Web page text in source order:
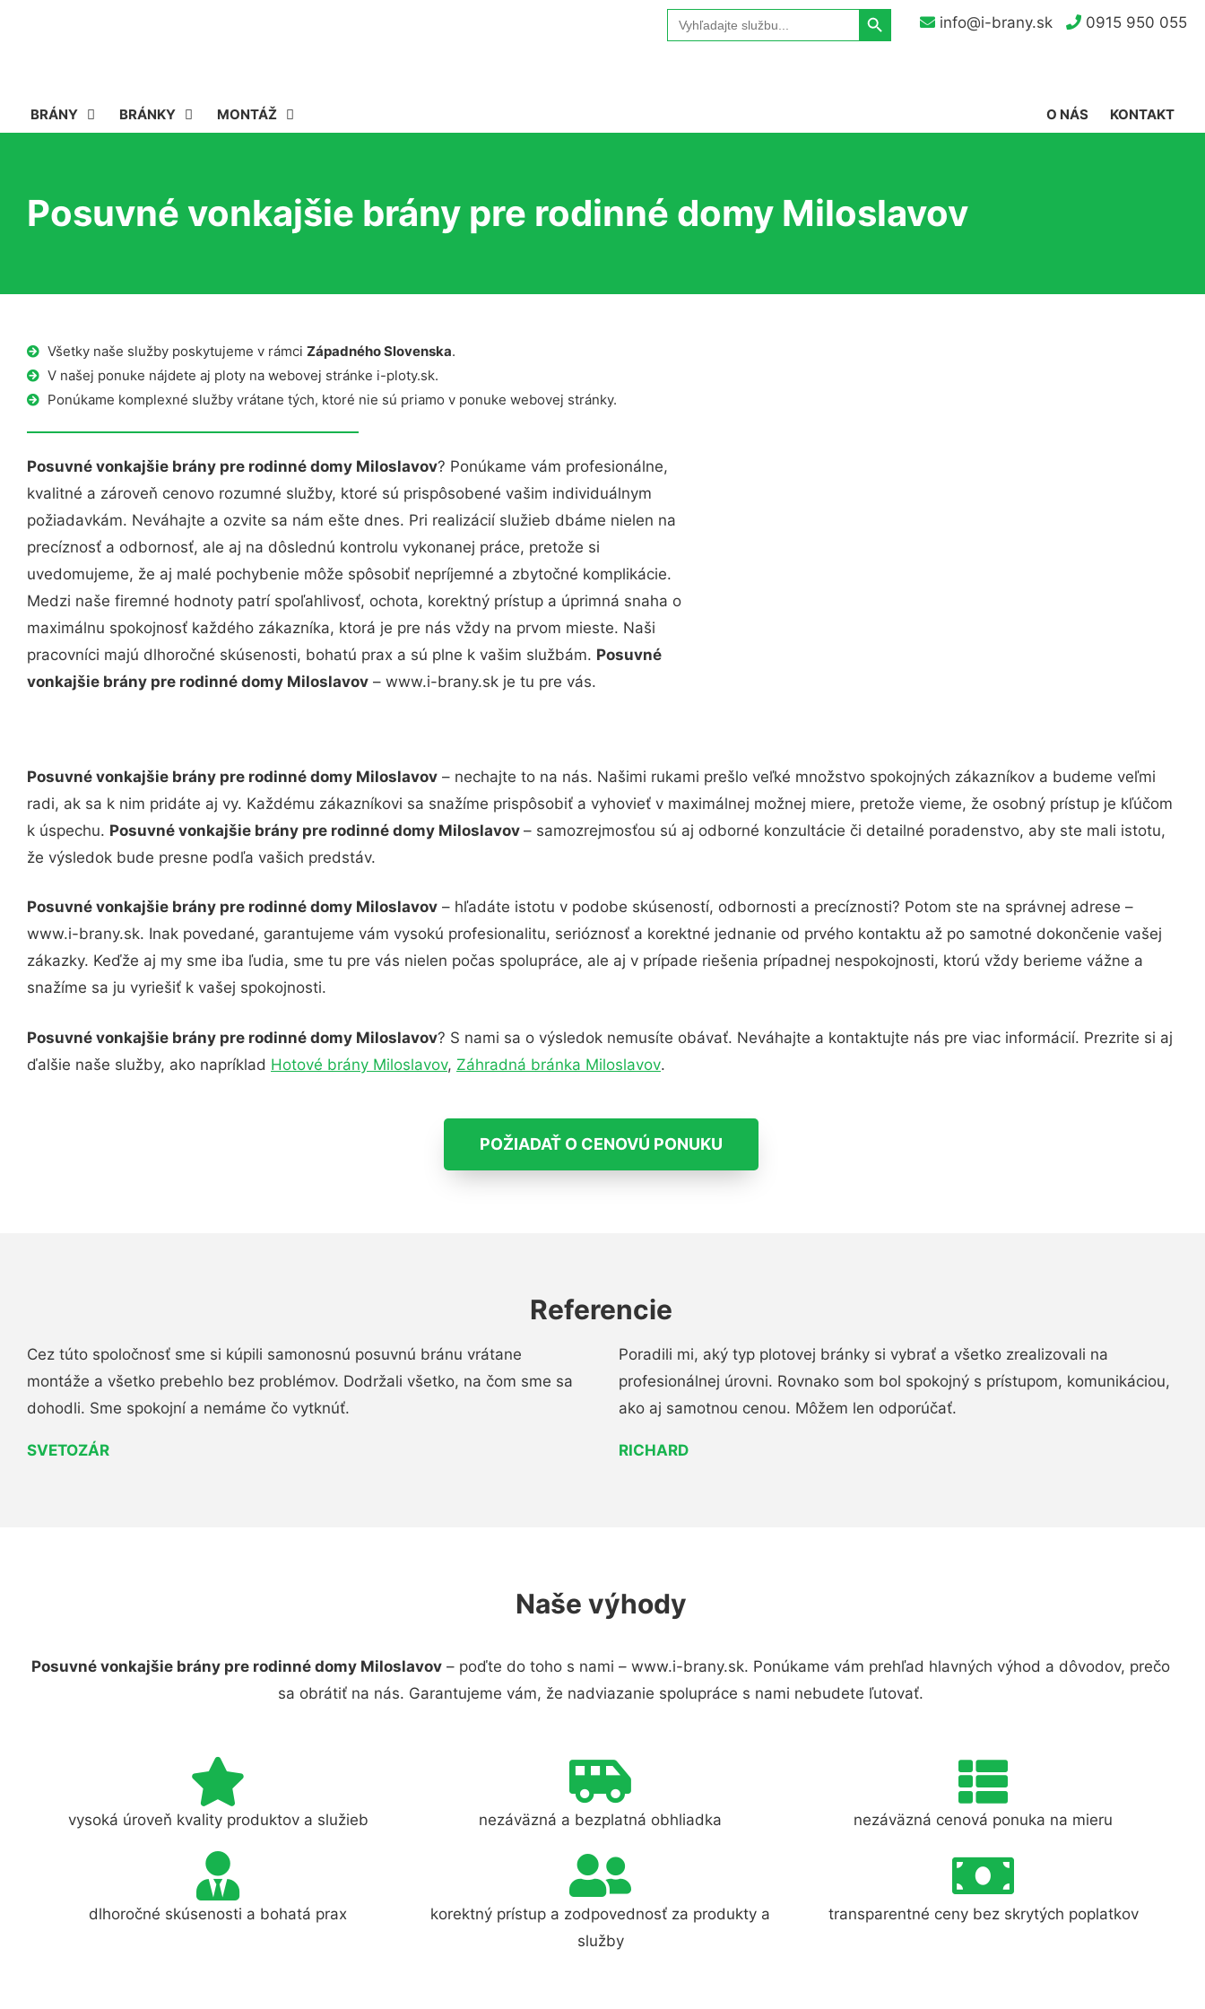
info@i-brany.sk 0915 950 055
Search
for:
Search Button
BRÁNY BRÁNKY MONTÁŽ KONTAKT
O NÁS
Posuvné vonkajšie brány pre rodinné domy Miloslavov
Všetky naše služby poskytujeme v rámci Západného Slovenska.
V našej ponuke nájdete aj ploty na webovej stránke i-ploty.sk.
Ponúkame komplexné služby vrátane tých, ktoré nie sú priamo v ponuke webovej stránky.
Posuvné vonkajšie brány pre rodinné domy Miloslavov? Ponúkame vám profesionálne,
kvalitné a zároveň cenovo rozumné služby, ktoré sú prispôsobené vašim individuálnym
požiadavkám. Neváhajte a ozvite sa nám ešte dnes. Pri realizácií služieb dbáme nielen na
precíznosť a odbornosť, ale aj na dôslednú kontrolu vykonanej práce, pretože si
uvedomujeme, že aj malé pochybenie môže spôsobiť nepríjemné a zbytočné komplikácie.
Medzi naše firemné hodnoty patrí spoľahlivosť, ochota, korektný prístup a úprimná snaha o
maximálnu spokojnosť každého zákazníka, ktorá je pre nás vždy na prvom mieste. Naši
pracovníci majú dlhoročné skúsenosti, bohatú prax a sú plne k vašim službám. Posuvné
vonkajšie brány pre rodinné domy Miloslavov – www.i-brany.sk je tu pre vás.
Posuvné vonkajšie brány pre rodinné domy Miloslavov – nechajte to na nás. Našimi rukami prešlo veľké množstvo spokojných zákazníkov a budeme veľmi
radi, ak sa k nim pridáte aj vy. Každému zákazníkovi sa snažíme prispôsobiť a vyhovieť v maximálnej možnej miere, pretože vieme, že osobný prístup je kľúčom
k úspechu. Posuvné vonkajšie brány pre rodinné domy Miloslavov – samozrejmosťou sú aj odborné konzultácie či detailné poradenstvo, aby ste mali istotu,
že výsledok bude presne podľa vašich predstáv.
Posuvné vonkajšie brány pre rodinné domy Miloslavov – hľadáte istotu v podobe skúseností, odbornosti a precíznosti? Potom ste na správnej adrese –
www.i-brany.sk. Inak povedané, garantujeme vám vysokú profesionalitu, serióznosť a korektné jednanie od prvého kontaktu až po samotné dokončenie vašej
zákazky. Keďže aj my sme iba ľudia, sme tu pre vás nielen počas spolupráce, ale aj v prípade riešenia prípadnej nespokojnosti, ktorú vždy berieme vážne a
snažíme sa ju vyriešiť k vašej spokojnosti.
Posuvné vonkajšie brány pre rodinné domy Miloslavov? S nami sa o výsledok nemusíte obávať. Neváhajte a kontaktujte nás pre viac informácií. Prezrite si aj
ďalšie naše služby, ako napríklad Hotové brány Miloslavov, Záhradná bránka Miloslavov.
POŽIADAŤ O CENOVÚ PONUKU
Referencie
Cez túto spoločnosť sme si kúpili samonosnú posuvnú bránu vrátane
montáže a všetko prebehlo bez problémov. Dodržali všetko, na čom sme sa
dohodli. Sme spokojní a nemáme čo vytknúť.
SVETOZÁR
Poradili mi, aký typ plotovej bránky si vybrať a všetko zrealizovali na
profesionálnej úrovni. Rovnako som bol spokojný s prístupom, komunikáciou,
ako aj samotnou cenou. Môžem len odporúčať.
RICHARD
Naše výhody
Posuvné vonkajšie brány pre rodinné domy Miloslavov – poďte do toho s nami – www.i-brany.sk. Ponúkame vám prehľad hlavných výhod a dôvodov, prečo
sa obrátiť na nás. Garantujeme vám, že nadviazanie spolupráce s nami nebudete ľutovať.
vysoká úroveň kvality produktov a služieb nezáväzná a bezplatná obhliadka nezáväzná cenová ponuka na mieru
dlhoročné skúsenosti a bohatá prax
korektný prístup a zodpovednosť za produkty a
služby
transparentné ceny bez skrytých poplatkov